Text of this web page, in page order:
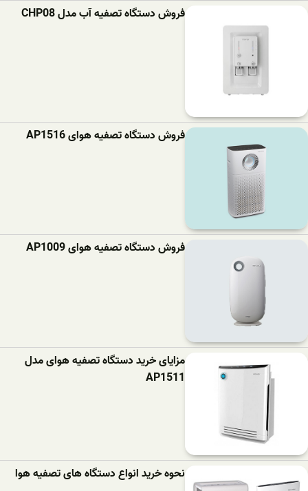
فروش دستگاه تصفیه آب مدل CHP08
فروش دستگاه تصفیه هوای AP1516
فروش دستگاه تصفیه هوای AP1009
مزایای خرید دستگاه تصفیه هوای مدل
AP1511
نحوه خرید انواع دستگاه های تصفیه هوا